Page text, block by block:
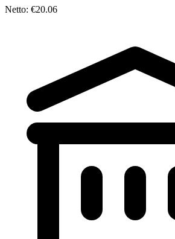
Netto: €20.06